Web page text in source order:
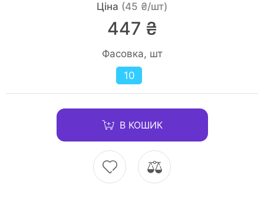
Ціна (45 ₴/шт)
447 ₴
Фасовка, шт
10
В КОШИК